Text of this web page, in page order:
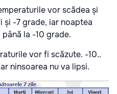
vor scădea și
și -7 grade, iar noaptea
la -10 grade.
vor fi scăzute. -10..
ninsoarea nu va lipsi.